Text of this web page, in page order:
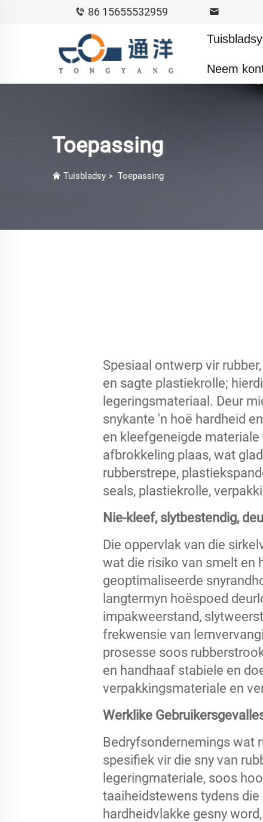
86 15655532959
Tuisbladsy
Neem
Toepassing
Tuisbladsy > Toepassing
Spesiaal ontwerp vir
en sagte plastiekrolle;
legeringsmateriaal. Deur
snykante 'n hoë hardheid
en kleefgeneigde
afbrokkeling plaas, wat
rubberstrepe,
seals, plastiekrolle,
Nie-kleef, slytbestendig,
Die oppervlak van die
wat die risiko van smelt en
geoptimaliseerde
langtermyn hoëspoed
impakweerstand,
frekwensie van
prosesse soos
en handhaaf stabiele en
verpakkingsmateriale en
Werklike
Bedryfsondernemings wat
spesifiek vir die sny van
legeringmateriale, soos
taaiheidstewens tydens die
hardheidvlakke gesny